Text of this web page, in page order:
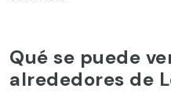
Qué se puede
alrededores de